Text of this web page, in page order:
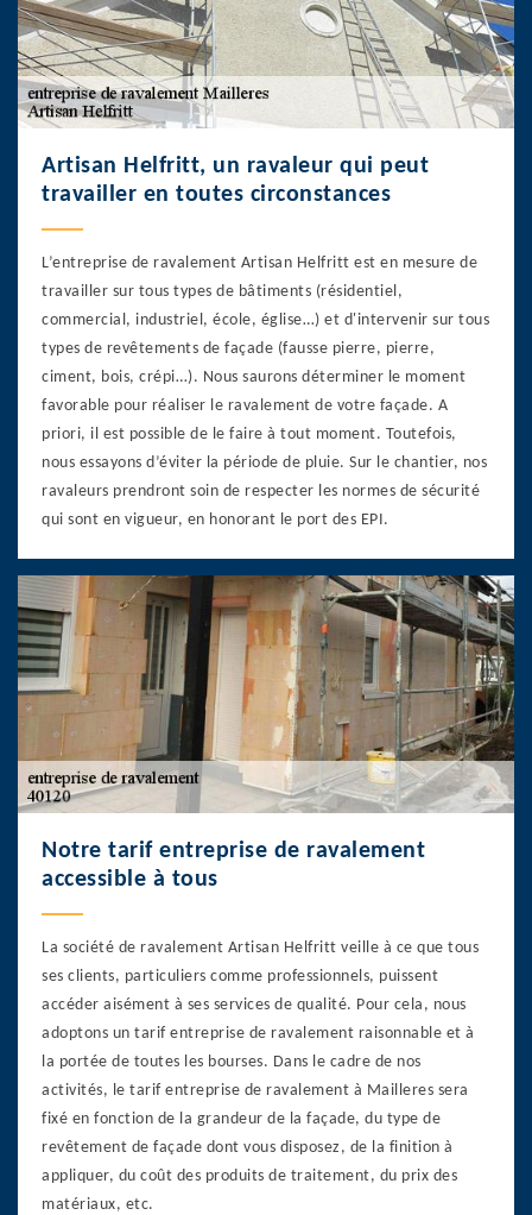
Artisan Helfritt, un ravaleur qui peut
travailler en toutes circonstances
L’entreprise de ravalement Artisan Helfritt est en mesure de
travailler sur tous types de bâtiments (résidentiel,
commercial, industriel, école, église…) et d'intervenir sur tous
types de revêtements de façade (fausse pierre, pierre,
ciment, bois, crépi…). Nous saurons déterminer le moment
favorable pour réaliser le ravalement de votre façade. A
priori, il est possible de le faire à tout moment. Toutefois,
nous essayons d’éviter la période de pluie. Sur le chantier, nos
ravaleurs prendront soin de respecter les normes de sécurité
qui sont en vigueur, en honorant le port des EPI.
Notre tarif entreprise de ravalement
accessible à tous
La société de ravalement Artisan Helfritt veille à ce que tous
ses clients, particuliers comme professionnels, puissent
accéder aisément à ses services de qualité. Pour cela, nous
adoptons un tarif entreprise de ravalement raisonnable et à
la portée de toutes les bourses. Dans le cadre de nos
activités, le tarif entreprise de ravalement à Mailleres sera
fixé en fonction de la grandeur de la façade, du type de
revêtement de façade dont vous disposez, de la finition à
appliquer, du coût des produits de traitement, du prix des
matériaux, etc.